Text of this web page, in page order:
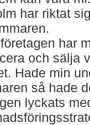
har riktat
har
och sälja
Hade min
så hade
lyckats